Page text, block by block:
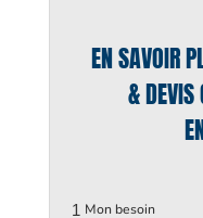
EN SAVOIR
& DEVIS
1 Mon besoin